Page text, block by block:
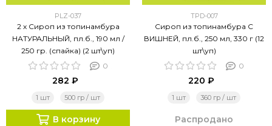
PLZ-037
2 х Сироп из топинамбура
НАТУРАЛЬНЫЙ, пл.б., 190 мл /
250 гр. (спайка) (2 шт\уп)
0
282 ₽
1 шт 500 гр / шт
В корзину
TPD-007
Сироп из топинамбура С
ВИШНЕЙ, пл.б., 250 мл, 330 г (12
шт\уп)
0
220 ₽
1 шт 360 гр / шт
Распродано